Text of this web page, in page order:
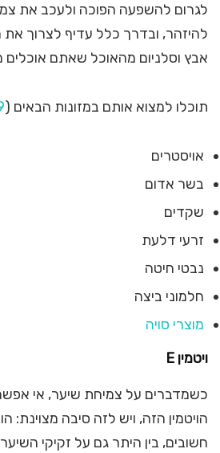
לגרום להשפעה הפוכה ולעכב את
להיזהר, ובדרך כלל עדיף לצרוך את
אבץ וסלניום מהאוכל שאתם
תוכלו למצוא אותם במזונות הבאים (
אויסטרים
בשר אדום
שקדים
זרעי דלעת
נבטי חיטה
חלמוני ביצה
מוצרי סויה
ויטמין E
כשמדברים על צמיחת שיער, אי
הויטמין הזה, ויש לזה סיבה מצוינת:
חשובים, בין היתר גם על זקיקי